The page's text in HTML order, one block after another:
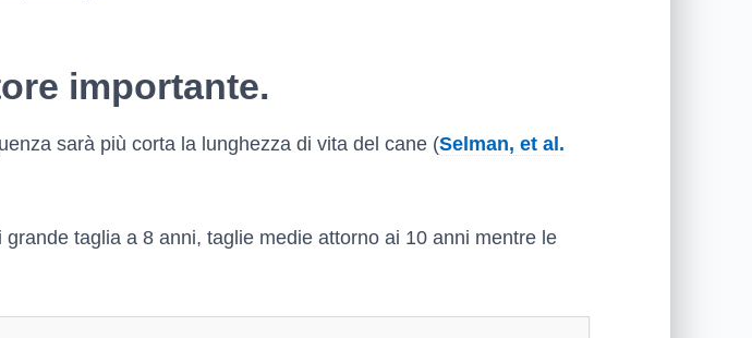
importante.
sarà più corta la lunghezza di vita del cane (Selman, et al.
taglia a 8 anni, taglie medie attorno ai 10 anni mentre le